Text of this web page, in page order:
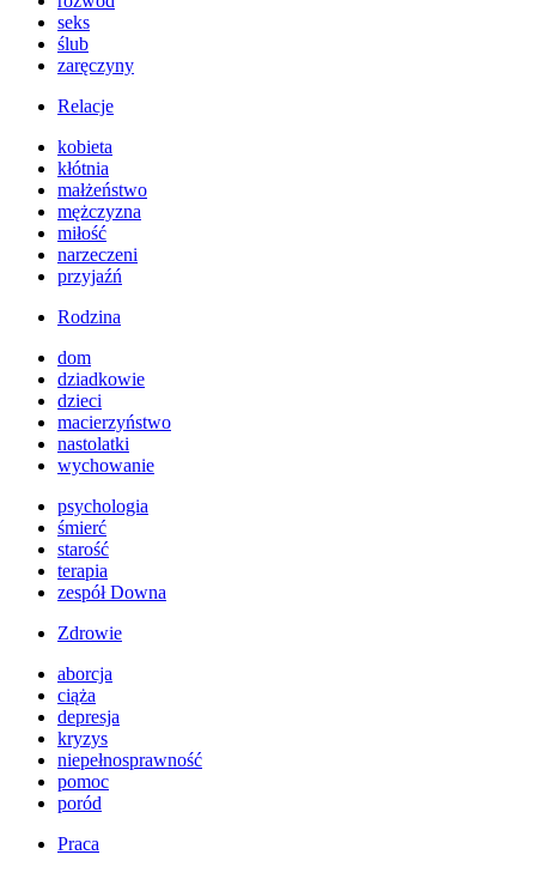
seks
ślub
zaręczyny
Relacje
kobieta
kłótnia
małżeństwo
mężczyzna
miłość
narzeczeni
przyjaźń
Rodzina
dom
dziadkowie
dzieci
macierzyństwo
nastolatki
wychowanie
psychologia
śmierć
starość
terapia
zespół Downa
Zdrowie
aborcja
ciąża
depresja
kryzys
niepełnosprawność
pomoc
poród
Praca